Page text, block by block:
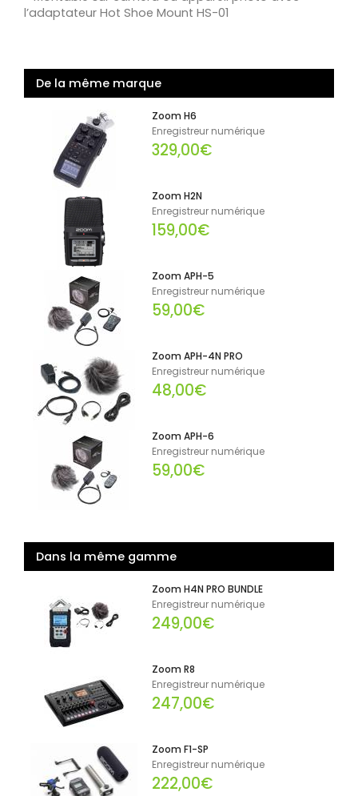
l’adaptateur Hot Shoe Mount HS-01
De la même marque
Zoom H6
Enregistreur numérique
329,00€
Zoom H2N
Enregistreur numérique
159,00€
Zoom APH-5
Enregistreur numérique
59,00€
Zoom APH-4N PRO
Enregistreur numérique
48,00€
Zoom APH-6
Enregistreur numérique
59,00€
Dans la même gamme
Zoom H4N PRO BUNDLE
Enregistreur numérique
249,00€
Zoom R8
Enregistreur numérique
247,00€
Zoom F1-SP
Enregistreur numérique
222,00€